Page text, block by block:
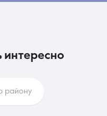
интересно
району